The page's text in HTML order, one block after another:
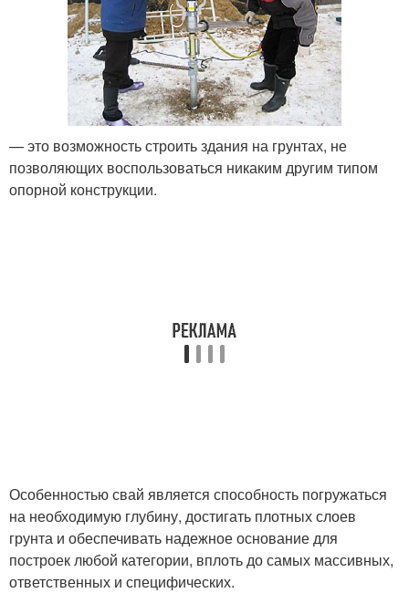
— это возможность строить здания на грунтах, не
позволяющих воспользоваться никаким другим типом
опорной конструкции.
Особенностью свай является способность погружаться
на необходимую глубину, достигать плотных слоев
грунта и обеспечивать надежное основание для
построек любой категории, вплоть до самых массивных,
ответственных и специфических.